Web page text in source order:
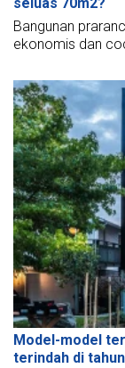
Bangunan
ekonomis dan
Model-model
terindah di tahun